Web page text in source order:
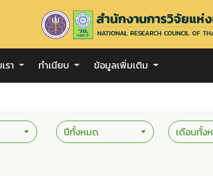
รา ทำเนียบ ข้อมูลเพิ่มเติม